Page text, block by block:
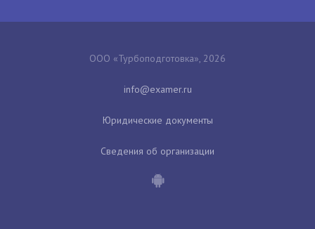
ООО «Турбоподготовка», 2026
Юридические документы
Сведения об организации